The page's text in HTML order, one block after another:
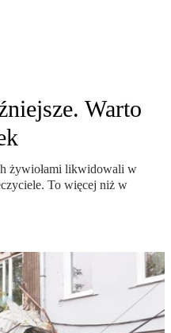
Warto
żywiołami likwidowali w
To więcej niż w